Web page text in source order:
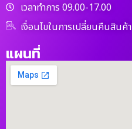
เวลาทำการ 09.00-17.00
เงื่อนไขในการเปลี่ยนคืนสินค้า
แผนที่